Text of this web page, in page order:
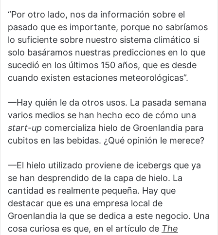
“Por otro lado, nos da información sobre el
pasado que es importante, porque no sabríamos
lo suficiente sobre nuestro sistema climático si
solo basáramos nuestras predicciones en lo que
sucedió en los últimos 150 años, que es desde
cuando existen estaciones meteorológicas”.
—Hay quién le da otros usos. La pasada semana
varios medios se han hecho eco de cómo una
start-up comercializa hielo de Groenlandia para
cubitos en las bebidas. ¿Qué opinión le merece?
—El hielo utilizado proviene de icebergs que ya
se han desprendido de la capa de hielo. La
cantidad es realmente pequeña. Hay que
destacar que es una empresa local de
Groenlandia la que se dedica a este negocio. Una
cosa curiosa es que, en el artículo de The